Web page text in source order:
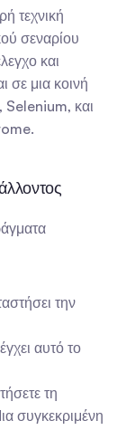
τεχνική
σεναρίου
και
σε μια κοινή
Selenium, και
την
αυτό το
τη
συγκεκριμένη